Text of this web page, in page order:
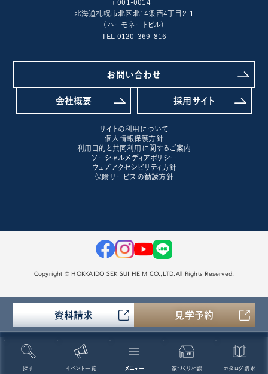
探す イベント一覧 メニュー 家づくり相談 カタログ請求
資料請求 見学予約
〒001-0014
北海道札幌市北区北14条西4丁目2-1
(ハーモネートビル)
TEL 0120-369-816
お問い合わせ
会社概要 採用サイト
サイトの利用について
個人情報保護方針
利用目的と共同利用に関するご案内
ソーシャルメディアポリシー
ウェブアクセシビリティ方針
保険サービスの勧誘方針
Copyright © HOKKAIDO SEKISUI HEIM CO.,LTD.All Rights Reserved.